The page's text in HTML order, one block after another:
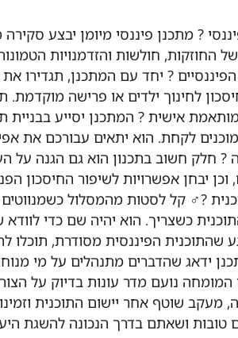
? מתכנן פיננסי מיומן יבצע
החוזקות, חולשות והזדמנויות
? יחד עם המתכנן, תגדירו
לחינוך ילדים או פרישה מוקדמת.
אישית ? המתכנן יסייע
לקחת. הוא יתאים עבורכם את
חלק חשוב בתכנון הוא גם הגנה על
יבחן אפשרויות לשיפור החיסכון
?‍♂️ קל לסטות מהמסלול
כשצריך. הוא יהיה שם כדי
שהתוכנית הפיננסית מסודרת, תוכלו
ידאג שהדברים מתנהלים על מי
מעקב שוטף אחר יישום התוכנית
טובות ושאתם בדרך הנכונה להשגת